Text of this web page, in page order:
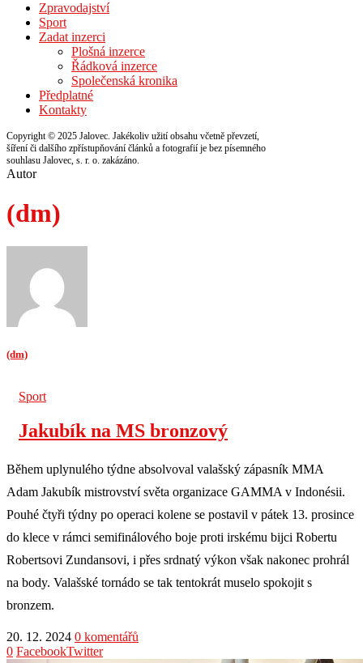
Zpravodajství
Sport
Zadat inzerci
Plošná inzerce
Řádková inzerce
Společenská kronika
Předplatné
Kontakty
Copyright © 2025 Jalovec. Jakékoliv užití obsahu včetně převzetí,
šíření či dalšího zpřístupňování článků a fotografií je bez písemného
souhlasu Jalovec, s. r. o. zakázáno.
Autor
(dm)
(dm)
Sport
Jakubík na MS bronzový
Během uplynulého týdne absolvoval valašský zápasník MMA
Adam Jakubík mistrovství světa organizace GAMMA v Indonésii.
Pouhé čtyři týdny po operaci kolene se postavil v pátek 13. prosince
do klece v rámci semifinálového boje proti irskému bijci Robertu
Robertsovi Zundansovi, i přes srdnatý výkon však nakonec prohrál
na body. Valašské tornádo se tak tentokrát muselo spokojit s
bronzem.
20. 12. 2024 0 komentářů
0 FacebookTwitter